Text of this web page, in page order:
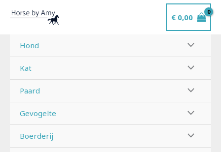
naar
inhoud
€0,00
Hond
Kat
Paard
Gevogelte
Boerderij